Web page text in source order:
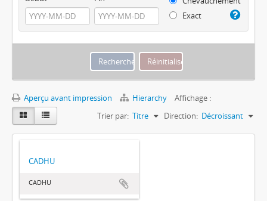
Exact
Aperçu avant impression Hierarchy
Affichage :
Trier par: Titre Direction: Décroissant
CADHU
CADHU